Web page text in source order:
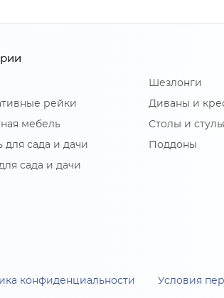
рейки
мебель
для сада и дачи
сада и дачи
Шезлонги
Диваны и
Столы и
Поддоны
конфиденциальности Условия